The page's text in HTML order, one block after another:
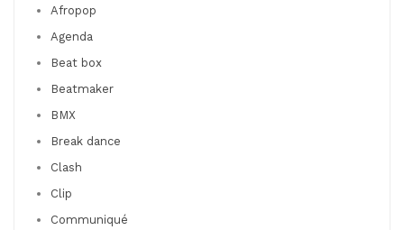
Afropop
Agenda
Beat box
Beatmaker
BMX
Break dance
Clash
Clip
Communiqué